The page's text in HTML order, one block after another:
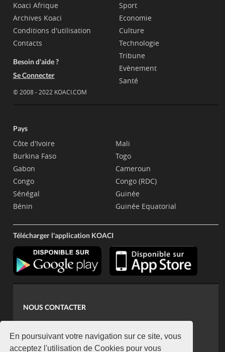
En poursuivant votre navigation sur ce site, vous
acceptez l'utilisation de Cookies pour vous
Koaci Afrique
Archives Koaci
Conditions d'utilisation
Contacts
Besoin d'aide ?
Se Connecter
© 2008 - 2022 KOACI.COM
Sport
Economie
Culture
Technologie
Tribune
Evènement
Santé
Pays
Côte d'Ivoire
Burkina Faso
Gabon
Congo
Sénégal
Bénin
Mali
Togo
Cameroun
Congo (RDC)
Guinée
Guinée Equatorial
Télécharger l'application KOACI
NOUS CONTACTER
koaci@yahoo.fr